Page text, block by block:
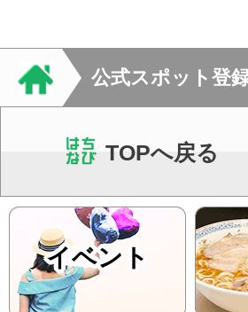
公式スポット登
TOPへ戻る
イベント